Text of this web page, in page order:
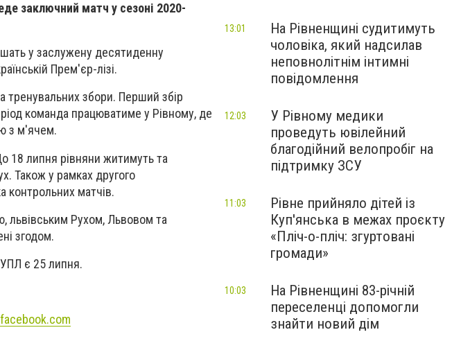
заключний матч у сезоні 2020-
у заслужену десятиденну
Прем'єр-лізі.
тренувальних збори. Перший збір
команда працюватиме у Рівному, де
з м'ячем.
18 липня рівняни житимуть та
Також у рамках другого
контрольних матчів.
львівським Рухом, Львовом та
згодом.
є 25 липня.
На Рівненщині судитимуть
чоловіка, який надсилав
неповнолітнім інтимні
повідомлення
13:01
У Рівному медики
проведуть ювілейний
благодійний велопробіг на
підтримку ЗСУ
12:03
Рівне прийняло дітей із
Куп'янська в межах проєкту
«Пліч-о-пліч: згуртовані
громади»
11:03
На Рівненщині 83-річній
переселенці допомогли
знайти новий дім
10:03